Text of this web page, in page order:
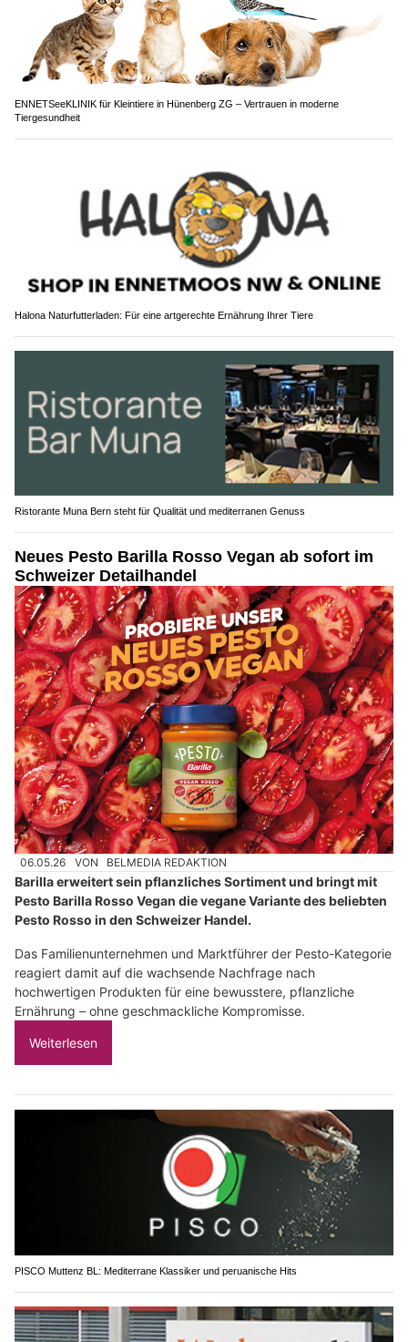
ENNETSeeKLINIK für Kleintiere in Hünenberg ZG – Vertrauen in moderne
Tiergesundheit
Halona Naturfutterladen: Für eine artgerechte Ernährung Ihrer Tiere
Ristorante Muna Bern steht für Qualität und mediterranen Genuss
Neues Pesto Barilla Rosso Vegan ab sofort im
Schweizer Detailhandel
06.05.26 VON BELMEDIA REDAKTION
Barilla erweitert sein pflanzliches Sortiment und bringt mit
Pesto Barilla Rosso Vegan die vegane Variante des beliebten
Pesto Rosso in den Schweizer Handel.
Das Familienunternehmen und Marktführer der Pesto-Kategorie
reagiert damit auf die wachsende Nachfrage nach
hochwertigen Produkten für eine bewusstere, pflanzliche
Ernährung – ohne geschmackliche Kompromisse.
Weiterlesen
PISCO Muttenz BL: Mediterrane Klassiker und peruanische Hits